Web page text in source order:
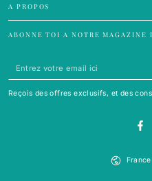
A PROPOS
ABONNE TOI A NOTRE MAGAZINE
Entrez
Reçois des offres exclusifs, et des
Pays/région